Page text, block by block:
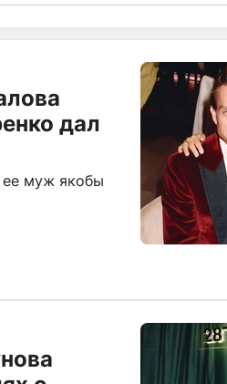
дал
ее муж якобы